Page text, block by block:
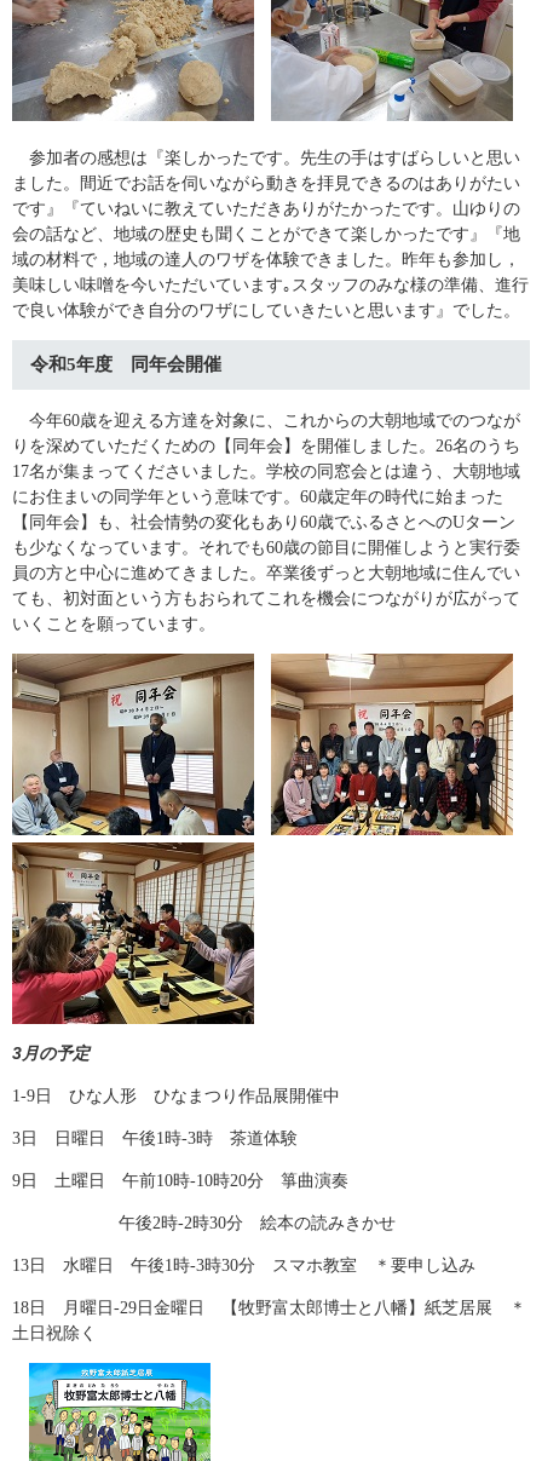
参加者の感想は『楽しかったです。先生の手はすばらしいと思い
ました。間近でお話を伺いながら動きを拝見できるのはありがたい
です』『ていねいに教えていただきありがたかったです。山ゆりの
会の話など、地域の歴史も聞くことができて楽しかったです』『地
域の材料で，地域の達人のワザを体験できました。昨年も参加し，
美味しい味噌を今いただいています｡スタッフのみな様の準備、進行
で良い体験ができ自分のワザにしていきたいと思います』でした。
令和5年度 同年会開催
今年60歳を迎える方達を対象に、これからの大朝地域でのつなが
りを深めていただくための【同年会】を開催しました。26名のうち
17名が集まってくださいました。学校の同窓会とは違う、大朝地域
にお住まいの同学年という意味です。60歳定年の時代に始まった
【同年会】も、社会情勢の変化もあり60歳でふるさとへのUターン
も少なくなっています。それでも60歳の節目に開催しようと実行委
員の方と中心に進めてきました。卒業後ずっと大朝地域に住んでい
ても、初対面という方もおられてこれを機会につながりが広がって
いくことを願っています。
3月の予定
1-9日 ひな人形 ひなまつり作品展開催中
3日 日曜日 午後1時-3時 茶道体験
9日 土曜日 午前10時-10時20分 箏曲演奏
午後2時-2時30分 絵本の読みきかせ
13日 水曜日 午後1時-3時30分 スマホ教室 ＊要申し込み
18日 月曜日-29日金曜日 【牧野富太郎博士と八幡】紙芝居展 ＊
土日祝除く